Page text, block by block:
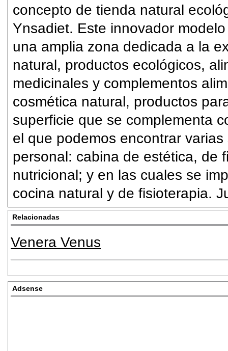
concepto de tienda natural
Ynsadiet. Este innovador
una amplia zona dedicada a la
natural, productos ecológicos,
medicinales y complementos
cosmética natural, productos
superficie que se complementa
el que podemos encontrar
personal: cabina de estética, de
nutricional; y en las cuales se
cocina natural y de fisioterapia.
Relacionadas
Venera Venus
Adsense